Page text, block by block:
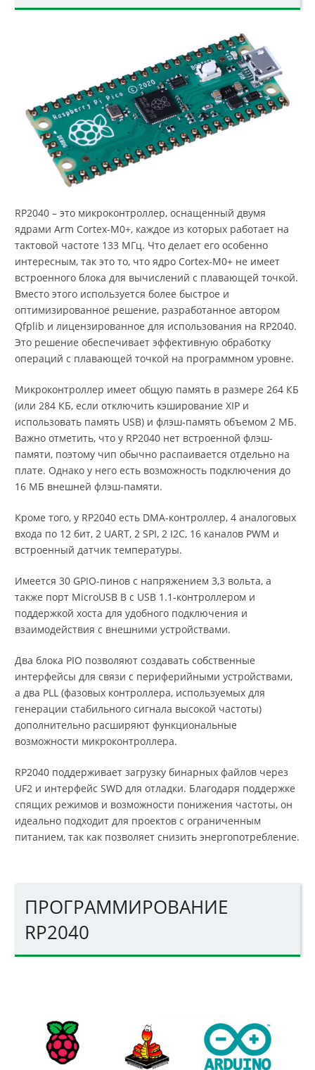
RP2040 – это микроконтроллер, оснащенный двумя
ядрами Arm Cortex-M0+, каждое из которых работает на
тактовой частоте 133 МГц. Что делает его особенно
интересным, так это то, что ядро Cortex-M0+ не имеет
встроенного блока для вычислений с плавающей точкой.
Вместо этого используется более быстрое и
оптимизированное решение, разработанное автором
Qfplib и лицензированное для использования на RP2040.
Это решение обеспечивает эффективную обработку
операций с плавающей точкой на программном уровне.
Микроконтроллер имеет общую память в размере 264 КБ
(или 284 КБ, если отключить кэширование XIP и
использовать память USB) и флэш-память объемом 2 МБ.
Важно отметить, что у RP2040 нет встроенной флэш-
памяти, поэтому чип обычно распаивается отдельно на
плате. Однако у него есть возможность подключения до
16 МБ внешней флэш-памяти.
Кроме того, у RP2040 есть DMA-контроллер, 4 аналоговых
входа по 12 бит, 2 UART, 2 SPI, 2 I2C, 16 каналов PWM и
встроенный датчик температуры.
Имеется 30 GPIO-пинов с напряжением 3,3 вольта, а
также порт MicroUSB B с USB 1.1-контроллером и
поддержкой хоста для удобного подключения и
взаимодействия с внешними устройствами.
Два блока PIO позволяют создавать собственные
интерфейсы для связи с периферийными устройствами,
а два PLL (фазовых контроллера, используемых для
генерации стабильного сигнала высокой частоты)
дополнительно расширяют функциональные
возможности микроконтроллера.
RP2040 поддерживает загрузку бинарных файлов через
UF2 и интерфейс SWD для отладки. Благодаря поддержке
спящих режимов и возможности понижения частоты, он
идеально подходит для проектов с ограниченным
питанием, так как позволяет снизить энергопотребление.
ПРОГРАММИРОВАНИЕ
RP2040